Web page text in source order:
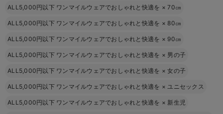
ALL5,000円以下 ワンマイルウェアでおしゃれと快適を ×70㎝
ALL5,000円以下 ワンマイルウェアでおしゃれと快適を × 80㎝
ALL5,000円以下 ワンマイルウェアでおしゃれと快適を × 90㎝
ALL5,000円以下 ワンマイルウェアでおしゃれと快適を × 男の子
ALL5,000円以下 ワンマイルウェアでおしゃれと快適を ×女の子
ALL5,000円以下 ワンマイルウェアでおしゃれと快適を ×ユニセックス
ALL5,000円以下 ワンマイルウェアでおしゃれと快適を × 新生児